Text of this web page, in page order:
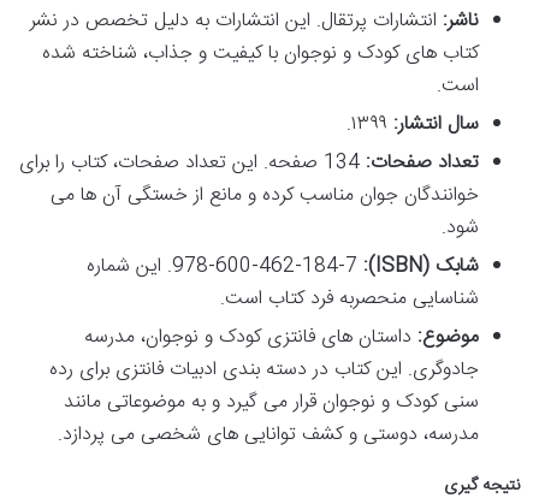
ناشر: انتشارات پرتقال. این انتشارات به دلیل تخصص در نشر
کتاب های کودک و نوجوان با کیفیت و جذاب، شناخته شده
است.
سال انتشار:
تعداد صفحات:
134 صفحه. این تعداد صفحات، کتاب را برای
خوانندگان جوان مناسب کرده و مانع از خستگی آن ها می
شود.
شابک (ISBN):
978-600-462-184-7. این شماره
شناسایی منحصربه فرد کتاب است.
موضوع: داستان های فانتزی کودک و نوجوان، مدرسه
جادوگری. این کتاب در دسته بندی ادبیات فانتزی برای رده
سنی کودک و نوجوان قرار می گیرد و به موضوعاتی مانند
مدرسه، دوستی و کشف توانایی های شخصی می پردازد.
نتیجه گیری